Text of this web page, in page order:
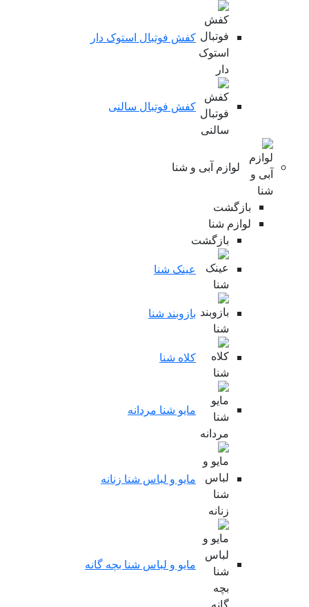
کفش فوتبال استوک دار
کفش فوتبال سالنی
لوازم آبی و شنا
بازگشت
لوازم شنا
بازگشت
عینک شنا
بازوبند شنا
کلاه شنا
مایو شنا مردانه
مایو و لباس شنا زنانه
مایو و لباس شنا بچه گانه